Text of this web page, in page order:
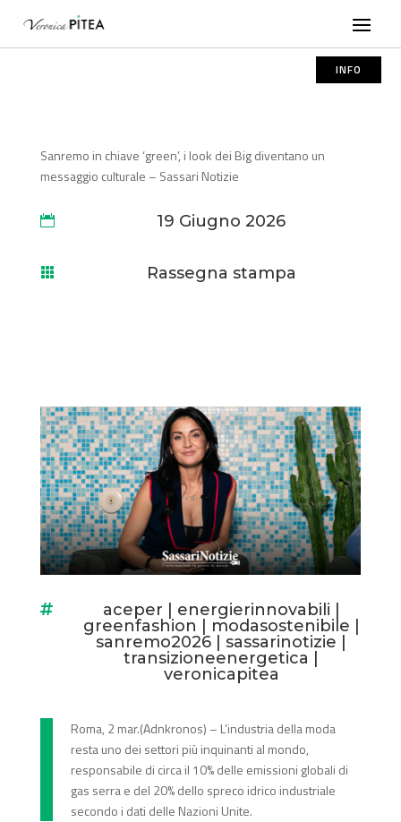
INFO
Sanremo in chiave ‘green’, i look dei Big diventano un
messaggio culturale – Sassari Notizie
 19 Giugno 2026
 Rassegna stampa
 aceper energierinnovabili
greenfashion
modasostenibile
sanremo2026 |sassarinotizie
transizioneenergetica
veronicapitea
Roma, 2 mar.(Adnkronos) – L’industria della moda
resta uno dei settori più inquinanti al mondo,
responsabile di circa il 10% delle emissioni globali di
gas serra e del 20% dello spreco idrico industriale
secondo i dati delle Nazioni Unite.